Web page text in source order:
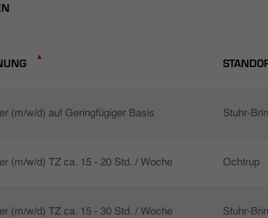
(m/w/d) auf Geringfügiger Basis Stuhr-
(m/w/d) TZ ca. 15 - 20 Std. / Woche Ochtrup
(m/w/d) TZ ca. 15 - 30 Std. / Woche Stuhr-